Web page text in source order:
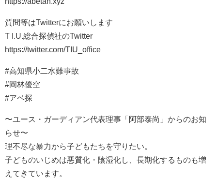
質問等はTwitterにお願いします
T I.U.総合探偵社のTwitter
https://twitter.com/TIU_office
#高知県小二水難事故
#岡林優空
#アベ探
〜ユース・ガーディアン代表理事「阿部泰尚」からのお知
らせ〜
理不尽な暴力から子どもたちを守りたい。
子どものいじめは悪質化・陰湿化し、長期化するものも増
えてきています。